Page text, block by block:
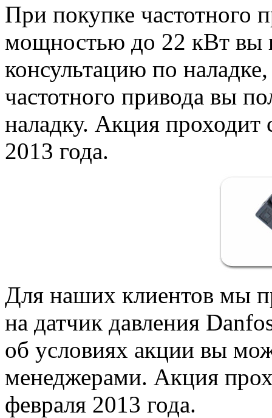
При покупке частотного
мощностью до 22 кВт вы
консультацию по
частотного привода вы
наладку. Акция проходит
2013 года.
Для наших клиентов мы
на датчик давления
об условиях акции вы
менеджерами. Акция
февраля 2013 года.